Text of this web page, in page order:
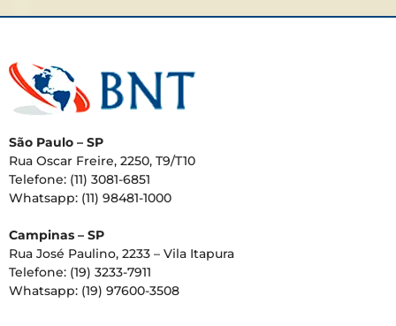
São Paulo – SP
Rua Oscar Freire, 2250, T9/T10
Telefone: (11) 3081-6851
Whatsapp: (11) 98481-1000
Campinas – SP
Rua José Paulino, 2233 – Vila Itapura
Telefone: (19) 3233-7911
Whatsapp: (19) 97600-3508